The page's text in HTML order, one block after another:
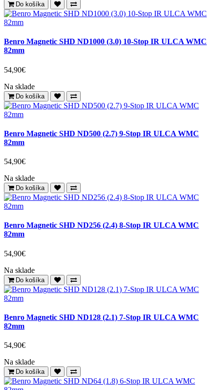
Do košíka
Benro Magnetic SHD ND1000 (3.0) 10-Stop IR ULCA WMC
82mm
54,90€
Na sklade
Do košíka
Benro Magnetic SHD ND500 (2.7) 9-Stop IR ULCA WMC
82mm
54,90€
Na sklade
Do košíka
Benro Magnetic SHD ND256 (2.4) 8-Stop IR ULCA WMC
82mm
54,90€
Na sklade
Do košíka
Benro Magnetic SHD ND128 (2.1) 7-Stop IR ULCA WMC
82mm
54,90€
Na sklade
Do košíka